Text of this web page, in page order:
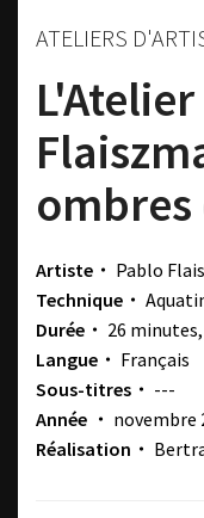
ATELIERS
Artiste・ Pablo
Technique・
Durée・ 26
Langue・ Français
Sous-titres・ ---
Année ・ novembre
Réalisation・